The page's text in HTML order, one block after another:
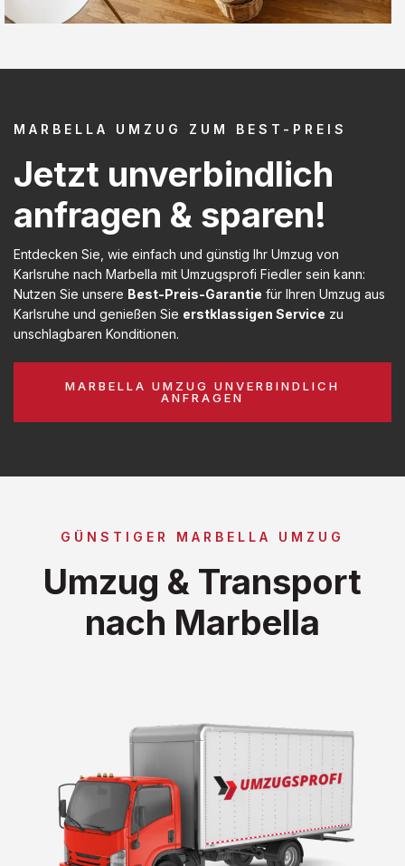
MARBELLA UMZUG ZUM BEST-PREIS
Jetzt unverbindlich
anfragen & sparen!
Entdecken Sie, wie einfach und günstig Ihr Umzug von
Karlsruhe nach Marbella mit Umzugsprofi Fiedler sein kann:
Nutzen Sie unsere Best-Preis-Garantie für Ihren Umzug aus
Karlsruhe und genießen Sie erstklassigen Service zu
unschlagbaren Konditionen.
MARBELLA UMZUG UNVERBINDLICH
ANFRAGEN
GÜNSTIGER MARBELLA UMZUG
Umzug & Transport
nach Marbella